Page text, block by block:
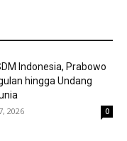
Indonesia, Prabowo
hingga Undang
2026 0